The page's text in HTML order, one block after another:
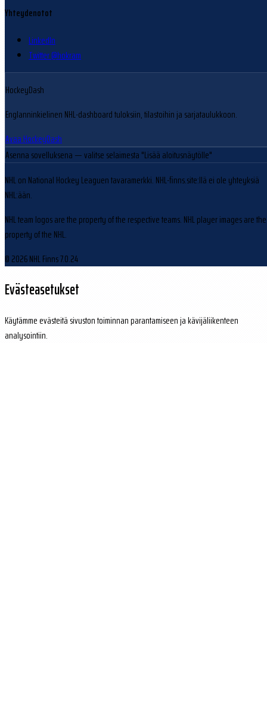
Yhteydenotot
LinkedIn
Twitter @hokram
HockeyDash
Englanninkielinen NHL-dashboard tuloksiin, tilastoihin ja sarjataulukkoon.
Avaa HockeyDash
Asenna sovelluksena — valitse selaimesta "Lisää aloitusnäytölle"
NHL on National Hockey Leaguen tavaramerkki. NHL-finns.site:llä ei ole yhteyksiä
NHL:ään.
NHL team logos are the property of the respective teams. NHL player images are the
property of the NHL.
© 2026 NHL Finns7.0.24
Evästeasetukset
Käytämme evästeitä sivuston toiminnan parantamiseen ja kävijäliikenteen
analysointiin.